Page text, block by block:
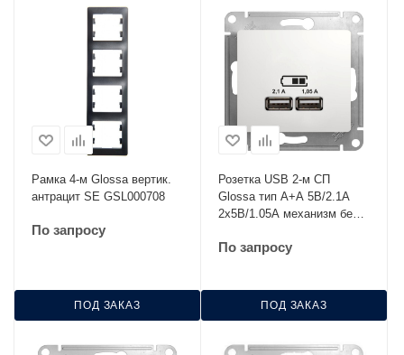
Рамка 4-м Glossa вертик.
антрацит SE GSL000708
По запросу
ПОД ЗАКАЗ
Розетка USB 2-м СП
Glossa тип A+A 5В/2.1А
2х5В/1.05А механизм бел.
По запросу
ПОД ЗАКАЗ